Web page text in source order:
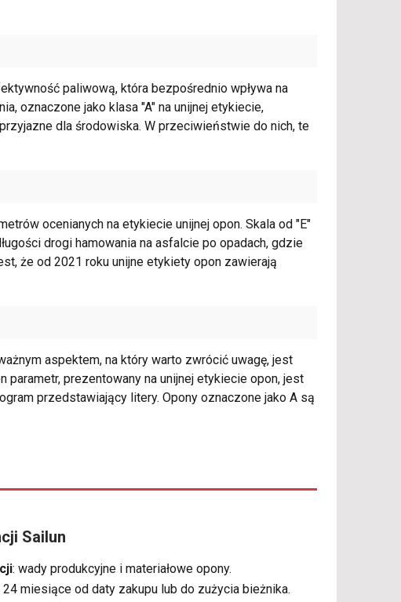
paliwową, która bezpośrednio wpływa na
oznaczone jako klasa "A" na unijnej etykiecie,
dla środowiska. W przeciwieństwie do nich, te
ocenianych na etykiecie unijnej opon. Skala od "E"
drogi hamowania na asfalcie po opadach, gdzie
że od 2021 roku unijne etykiety opon zawierają
aspektem, na który warto zwrócić uwagę, jest
parametr, prezentowany na unijnej etykiecie opon, jest
przedstawiający litery. Opony oznaczone jako A są
Sailun
: wady produkcyjne i materiałowe opony.
24 miesiące od daty zakupu lub do zużycia bieżnika.